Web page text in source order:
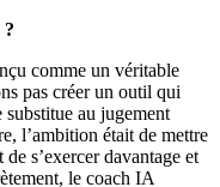
?
comme un véritable
pas créer un outil qui
substitue au jugement
l’ambition était de mettre
s’exercer davantage et
le coach IA